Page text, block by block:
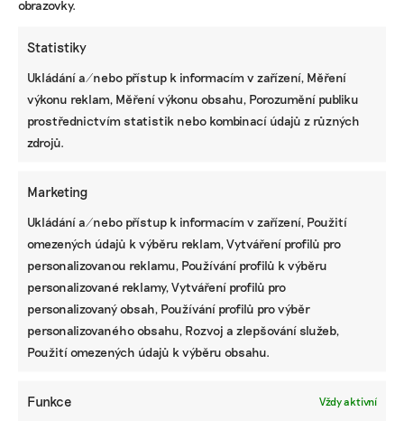
obrazovky.
Statistiky
Ukládání a/nebo přístup k informacím v zařízení, Měření
výkonu reklam, Měření výkonu obsahu, Porozumění publiku
prostřednictvím statistik nebo kombinací údajů z různých
zdrojů.
Marketing
Ukládání a/nebo přístup k informacím v zařízení, Použití
omezených údajů k výběru reklam, Vytváření profilů pro
personalizovanou reklamu, Používání profilů k výběru
personalizované reklamy, Vytváření profilů pro
personalizovaný obsah, Používání profilů pro výběr
personalizovaného obsahu, Rozvoj a zlepšování služeb,
Použití omezených údajů k výběru obsahu.
Funkce Vždy aktivní
KOMERČNÍ SDĚLENÍ
BRANDNEWS
Ani trend, ani povinnost. Udržitelnost je
způsob, jak řídit firmu do budoucna a zvyšovat
její hodnotu, říká expertka
ZJEDNODUŠTE SI ŽIVOT S ESG